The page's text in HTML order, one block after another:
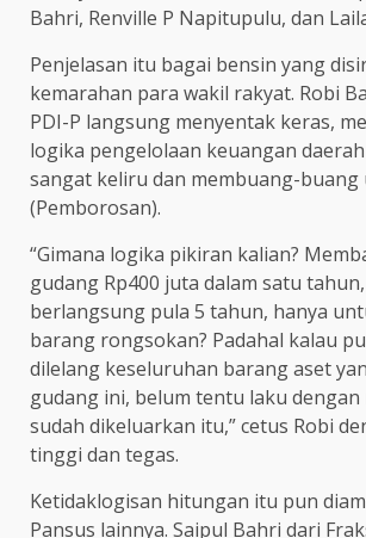
Bahri, Renville P Napitupulu, dan
Penjelasan itu bagai bensin yang
kemarahan para wakil rakyat. Robi
PDI-P langsung menyentak keras,
logika pengelolaan keuangan
sangat keliru dan membuang-buang
(Pemborosan).
“Gimana logika pikiran kalian?
gudang Rp400 juta dalam satu
berlangsung pula 5 tahun, hanya
barang rongsokan? Padahal kalau
dilelang keseluruhan barang aset
gudang ini, belum tentu laku dengan
sudah dikeluarkan itu,” cetus Robi
tinggi dan tegas.
Ketidaklogisan hitungan itu pun
Pansus lainnya. Saipul Bahri dari